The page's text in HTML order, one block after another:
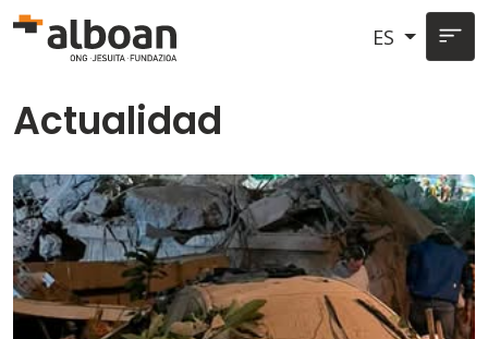
Pasar al contenido principal
ES
Actualidad